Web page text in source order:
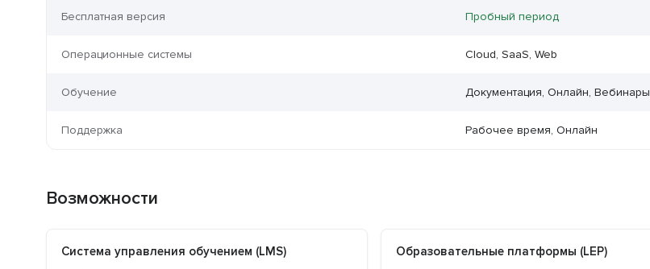
Бесплатная версия Пробный период
Операционные системы Cloud, SaaS, Web
Обучение Документация, Онлайн, Вебинары
Поддержка Рабочее время, Онлайн
Возможности
Система управления обучением (LMS) Образовательные платформы (LEP)